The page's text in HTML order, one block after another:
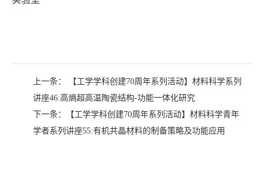
上一条：
【工学学科创建70周年系列活动】材料科学系列
讲座46:高熵超高温陶瓷结构-功能一体化研究
下一条：
【工学学科创建70周年系列活动】材料科学青年
学者系列讲座55:有机共晶材料的制备策略及功能应用